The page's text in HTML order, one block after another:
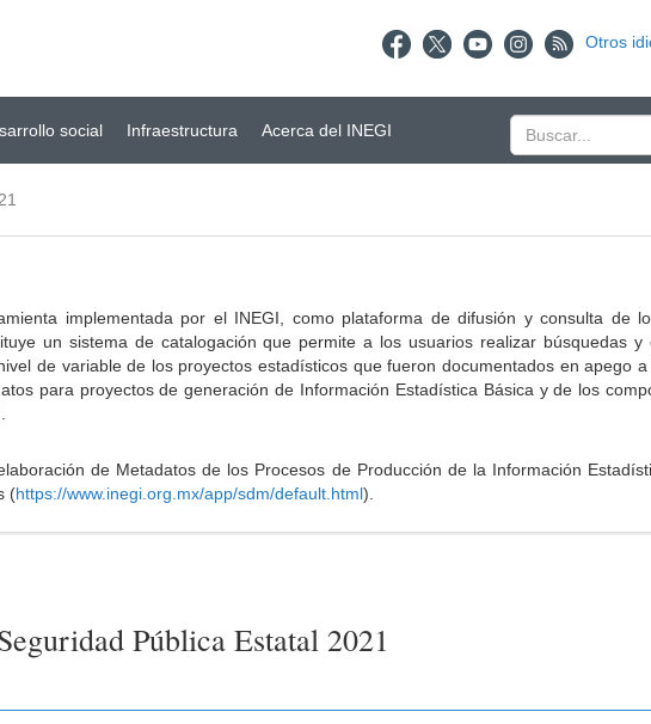
Otros
social Infraestructura Acerca del INEGI
implementada por el INEGI, como plataforma de difusión y consulta de
un sistema de catalogación que permite a los usuarios realizar búsquedas y
de variable de los proyectos estadísticos que fueron documentados en apego
para proyectos de generación de Información Estadística Básica y de los
de Metadatos de los Procesos de Producción de la Información
(https://www.inegi.org.mx/app/sdm/default.html).
Pública Estatal 2021